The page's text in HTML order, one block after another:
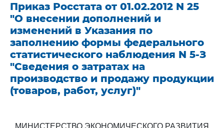
Приказ Росстата от 01.02.2012 N 25
"О внесении дополнений и
изменений в Указания по
заполнению формы федерального
статистического наблюдения N 5-З
"Сведения о затратах на
производство и продажу продукции
(товаров, работ, услуг)"
МИНИСТЕРСТВО ЭКОНОМИЧЕСКОГО РАЗВИТИЯ